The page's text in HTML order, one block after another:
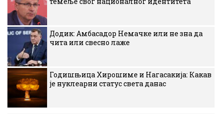
Додик: Амбасадор Немачке или не зна да
чита или свесно лаже
Годишњица Хирошиме и Нагасакија: Какав
је нуклеарни статус света данас